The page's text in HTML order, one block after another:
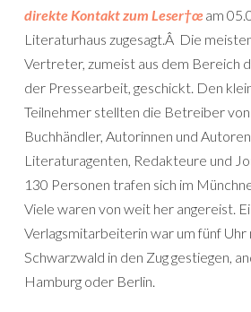
direkte Kontakt zum Leser†œ am
Literaturhaus zugesagt.Â Die
Vertreter, zumeist aus dem Bereich
der Pressearbeit, geschickt. Den
Teilnehmer stellten die Betreiber
Buchhändler, Autorinnen und
Literaturagenten, Redakteure und
130 Personen trafen sich im
Viele waren von weit her angereist.
Verlagsmitarbeiterin war um fünf Uhr
Schwarzwald in den Zug gestiegen,
Hamburg oder Berlin.